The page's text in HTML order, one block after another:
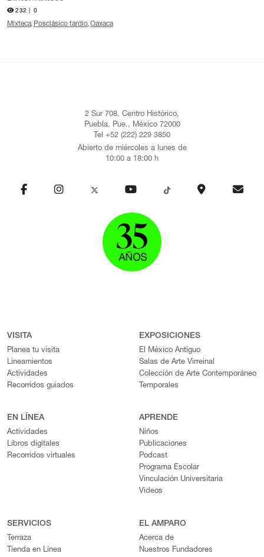
232 | 0
Mixteca Posclásico tardío Oaxaca
2 Sur 708, Centro Histórico,
Puebla, Pue., México 72000
Tel +52 (222) 229 3850
Abierto de miércoles a lunes de
10:00 a 18:00 h
VISITA
Planea tu visita
Lineamientos
Actividades
Recorridos guiados
EXPOSICIONES
El México Antiguo
Salas de Arte Virreinal
Colección de Arte Contemporáneo
Temporales
EN LÍNEA
Actividades
Libros digitales
Recorridos virtuales
APRENDE
Niños
Publicaciones
Podcast
Programa Escolar
Vinculación Universitaria
Videos
SERVICIOS
Terraza
Tienda en Línea
EL AMPARO
Acerca de
Nuestros Fundadores